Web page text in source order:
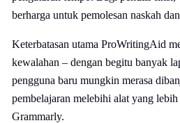
berharga untuk pemolesan naskah
Keterbatasan utama ProWritingAid
kewalahan – dengan begitu banyak
pengguna baru mungkin merasa
pembelajaran melebihi alat yang lebih
Grammarly.